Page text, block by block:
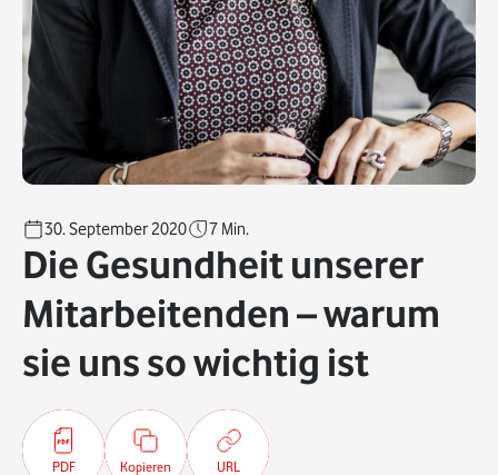
30. September 2020 7 Min.
Die Gesundheit unserer
Mitarbeitenden – warum
sie uns so wichtig ist
PDF Kopieren URL